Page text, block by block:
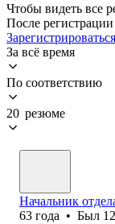
Чтобы видеть все
После
Зарегистрироваться
За всё время
По соответствию
20 резюме
Начальник
63 года • Был